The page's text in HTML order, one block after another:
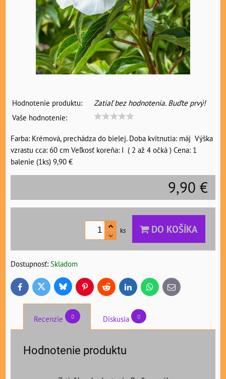
Hodnotenie produktu:
Zatiaľ bez hodnotenia. Buďte prvý!
Vaše hodnotenie:
Farba: Krémová, prechádza do bielej. Doba kvitnutia: máj Výška
vzrastu cca: 60 cm Veľkosť koreňa: I ( 2 až 4 očká ) Cena: 1
balenie (1ks) 9,90 €
9,90 €
ks DO KOŠÍKA
Dostupnosť: Skladom
FacebookTwitter BlueskyPinterestReddit LinkedInWhatsApp
E-
mail
Recenzie 0 Diskusia 0
Hodnotenie produktu